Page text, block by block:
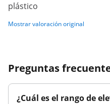
plástico
Mostrar valoración original
Preguntas
¿Cuál es el rango de